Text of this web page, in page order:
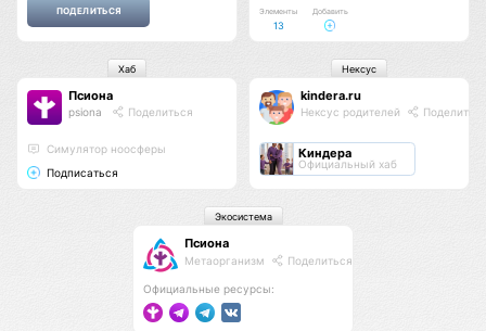
Элементы
13
Добавить
Псиона
psiona Поделиться
Cимулятор ноосферы
Подписаться
Хаб
kindera.ru
Нексус родителей
Киндера
Официальный хаб
Нексус
Псиона
Метаорганизм Поделиться
Официальные ресурсы:
Экосистема